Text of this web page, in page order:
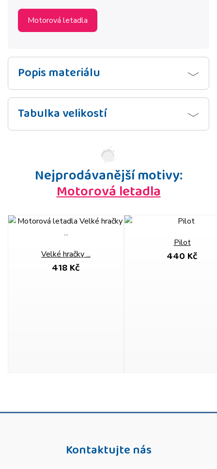
Motorová letadla
Popis materiálu
Tabulka velikostí
Nejprodávanější motivy:
Motorová letadla
Velké hračky ...
418 Kč
Pilot
440 Kč
Kontaktujte nás